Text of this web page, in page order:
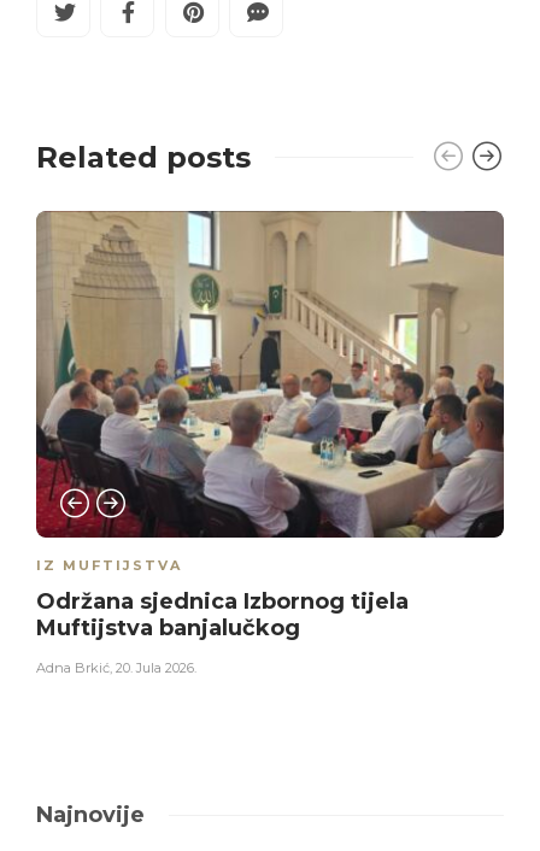
Related posts
IZ MUFTIJSTVA
Održana sjednica Izbornog tijela
Muftijstva banjalučkog
Adna Brkić, 20. Jula 2026.
Najnovije